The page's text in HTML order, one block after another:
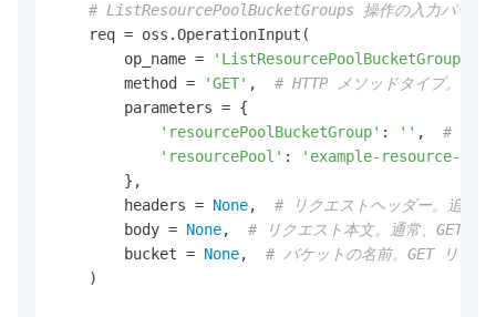
# ListResourcePoolBucketGroups 操作の入力パラメ
    req = oss.OperationInput(
        op_name =
'ListResourcePoolBucketGroups'
        method =
'GET' , # HTTP メソッドタイプ。こ
        parameters = {
'resourcePoolBucketGroup' : '' , # パラ
'resourcePool' :
'example-resource-
        },
        headers =
None, # リクエストヘッダー。追加
        body =
None, # リクエスト本文。通常、GET リ
        bucket =
None, # バケットの名前。GET リクエ
    )